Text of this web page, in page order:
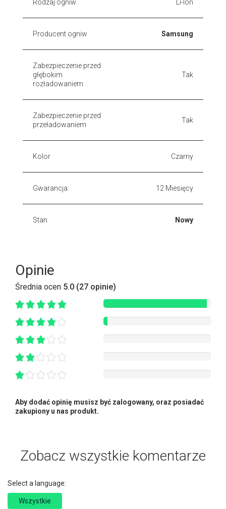
Rodzaj ogniw Li-Ion
Producent ogniw Samsung
Zabezpieczenie przed
głębokim
rozładowaniem
Tak
Zabezpieczenie przed
przeładowaniem
Tak
Kolor Czarny
Gwarancja 12 Miesięcy
Stan Nowy
Opinie
Średnia ocen 5.0 (27 opinie)
Aby dodać opinię musisz być zalogowany, oraz posiadać
zakupiony u nas produkt.
Zobacz wszystkie komentarze
Select a language:
Wszystkie